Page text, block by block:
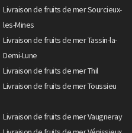
Livraison de fruits de mer Sourcieux-
les-Mines
Livraison de fruits de mer Tassin-la-
Demi-Lune
Livraison de fruits de mer Thil
Livraison de fruits de mer Toussieu
Livraison de fruits de mer Vaugneray